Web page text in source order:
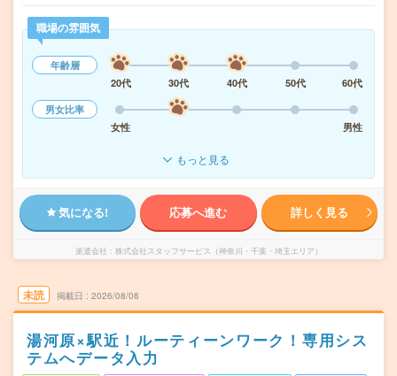
職場の雰囲気
年齢層
20代
30代 40代 50代
60代
男女比率
女性
男性
もっと見る
気になる! 応募へ進む 詳しく見る
派遣会社 株式会社スタッフサービス（神奈川・千葉・埼玉エリア）
未読 掲載日 2026/08/08
湯河原×駅近！ルーティーンワーク！専用シス
テムへデータ入力